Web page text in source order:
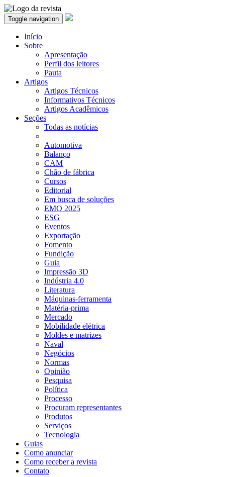
Toggle navigation
Início
Sobre
Apresentação
Perfil dos leitores
Pauta
Artigos
Artigos Técnicos
Informativos Técnicos
Artigos Acadêmicos
Seções
Todas as notícias
Automotiva
Balanço
CAM
Chão de fábrica
Cursos
Editorial
Em busca de soluções
EMO 2025
ESG
Eventos
Exportação
Fomento
Fundição
Guia
Impressão 3D
Indústria 4.0
Literatura
Máquinas-ferramenta
Matéria-prima
Mercado
Mobilidade elétrica
Moldes e matrizes
Naval
Negócios
Normas
Opinião
Pesquisa
Política
Processo
Procuram representantes
Produtos
Serviços
Tecnologia
Guias
Como anunciar
Como receber a revista
Contato